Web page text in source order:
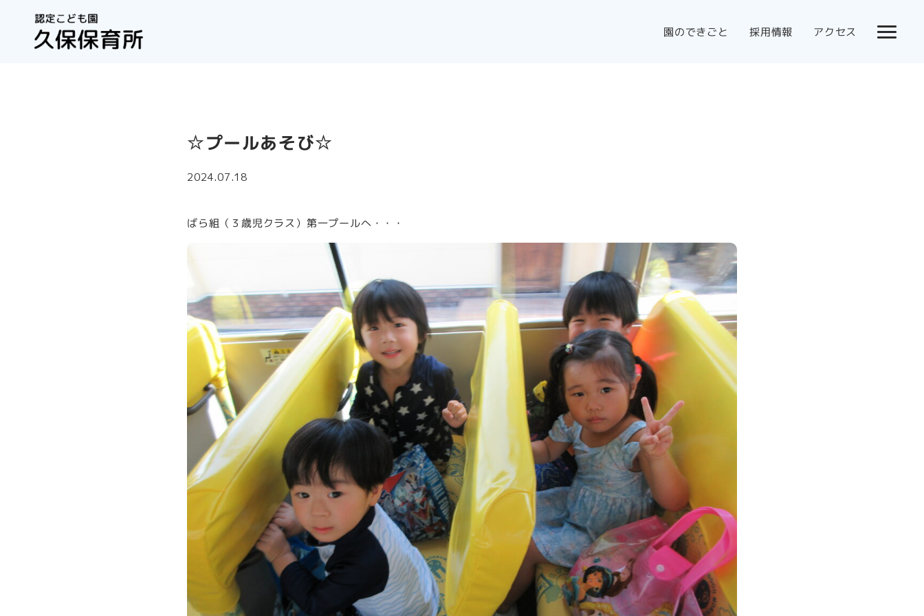
園のできごと 採用情報 アクセス
☆プールあそび☆
2024.07.18
ばら組（３歳児クラス）第一プールへ・・・